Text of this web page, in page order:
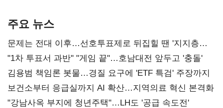
주요 뉴스
문제는 전대 이후…선호투표제로 뒤집힐 땐 '지지층
불복'
"1차 투표서 과반" "게임 끝"…호남대전 앞두고 '충돌'
김용범 책임론 봇물…경질 요구에 'ETF 특검' 주장까지
보건소부터 응급실까지 AI 확산…지역의료 혁신 본격화
"강남사옥 부지에 청년주택"…LH도 '공급 속도전'